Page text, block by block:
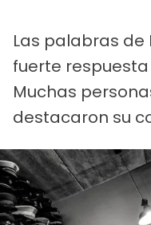
Las palabras
fuerte
Muchas
destacaron su